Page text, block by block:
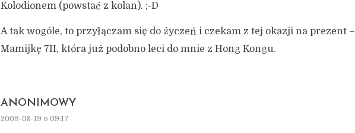
Kolodionem (powstać z kolan). ;-D
A tak wogóle, to przyłączam się do życzeń i czekam z tej okazji na prezent –
Mamijkę 7II, która już podobno leci do mnie z Hong Kongu.
ANONIMOWY
2009-08-19 o 09:17